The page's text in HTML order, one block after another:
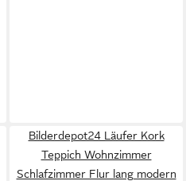
Bilderdepot24 Läufer Kork
Teppich Wohnzimmer
Schlafzimmer Flur lang modern